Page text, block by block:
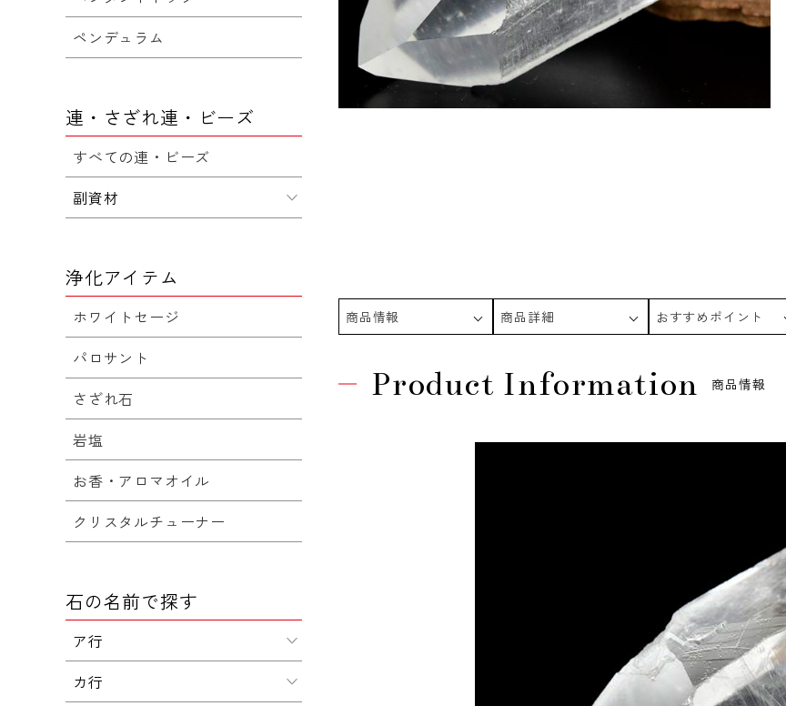
商品情報 商品詳細 おすすめポイント
Product Information 商品情報
ペンデュラム
連・さざれ連・ビーズ
すべての連・ビーズ
副資材
浄化アイテム
ホワイトセージ
パロサント
さざれ石
岩塩
お香・アロマオイル
クリスタルチューナー
石の名前で探す
ア行
カ行